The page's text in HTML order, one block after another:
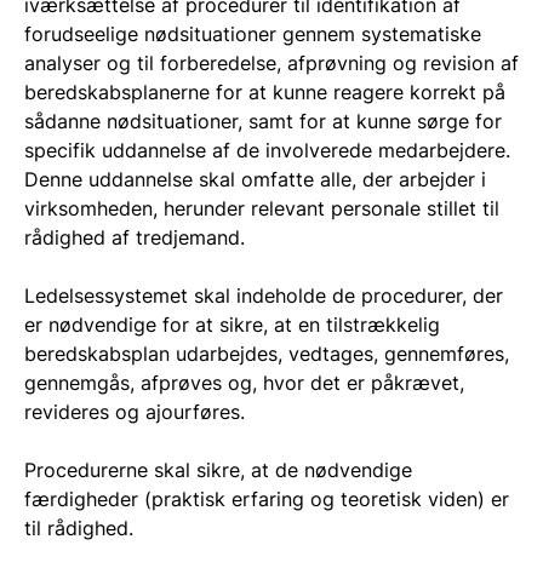
forudseelige nødsituationer gennem systematiske
analyser og til forberedelse, afprøvning og revision af
beredskabsplanerne for at kunne reagere korrekt på
sådanne nødsituationer, samt for at kunne sørge for
specifik uddannelse af de involverede medarbejdere.
Denne uddannelse skal omfatte alle, der arbejder i
virksomheden, herunder relevant personale stillet til
rådighed af tredjemand.
Ledelsessystemet skal indeholde de procedurer, der
er nødvendige for at sikre, at en tilstrækkelig
beredskabsplan udarbejdes, vedtages, gennemføres,
gennemgås, afprøves og, hvor det er påkrævet,
revideres og ajourføres.
Procedurerne skal sikre, at de nødvendige
færdigheder (praktisk erfaring og teoretisk viden) er
til rådighed.